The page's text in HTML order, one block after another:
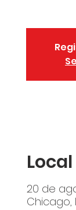
20 de
Chicago,